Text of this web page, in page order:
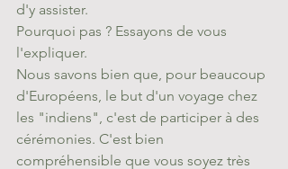
d'y assister.
Pourquoi pas ? Essayons de vous
l'expliquer.
Nous savons bien que, pour beaucoup
d'Européens, le but d'un voyage chez
les "indiens", c'est de participer à des
cérémonies. C'est bien
compréhensible que vous soyez très